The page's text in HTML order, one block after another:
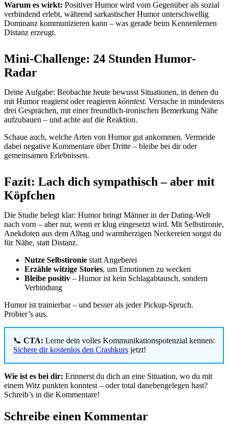
Warum es wirkt: Positiver Humor wird vom Gegenüber als sozial
verbindend erlebt, während sarkastischer Humor unterschwellig
Dominanz kommunizieren kann – was gerade beim Kennenlernen
Distanz erzeugt.
Mini-Challenge: 24 Stunden Humor-
Radar
Deine Aufgabe: Beobachte heute bewusst Situationen, in denen du
mit Humor reagierst oder reagieren könntest. Versuche in mindestens
drei Gesprächen, mit einer freundlich-ironischen Bemerkung Nähe
aufzubauen – und achte auf die Reaktion.
Schaue auch, welche Arten von Humor gut ankommen. Vermeide
dabei negative Kommentare über Dritte – bleibe bei dir oder
gemeinsamen Erlebnissen.
Fazit: Lach dich sympathisch – aber mit
Köpfchen
Die Studie belegt klar: Humor bringt Männer in der Dating-Welt
nach vorn – aber nur, wenn er klug eingesetzt wird. Mit Selbstironie,
Anekdoten aus dem Alltag und warmherzigen Neckereien sorgst du
für Nähe, statt Distanz.
Nutze Selbstironie statt Angeberei
Erzähle witzige Stories, um Emotionen zu wecken
Bleibe positiv – Humor ist kein Schlagabtausch, sondern
Verbindung
Humor ist trainierbar – und besser als jeder Pickup-Spruch.
Probier’s aus.
📞 CTA: Lerne dein volles Kommunikationspotenzial kennen:
Sichere dir kostenlos den Crashkurs jetzt!
Wie ist es bei dir: Erinnerst du dich an eine Situation, wo du mit
einem Witz punkten konntest – oder total danebengelegen hast?
Schreib’s in die Kommentare!
Schreibe einen Kommentar